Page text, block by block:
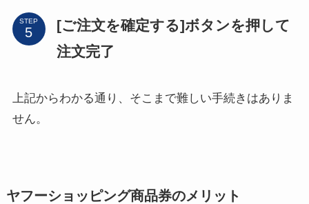
STEP
[ご注文を確定する]ボタンを押して
注文完了
上記からわかる通り、そこまで難しい手続きはありま
せん。
ヤフーショッピング商品券のメリット